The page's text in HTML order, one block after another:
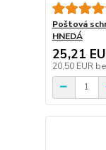
Poštová
HNEDÁ
25,21
20,50 EUR